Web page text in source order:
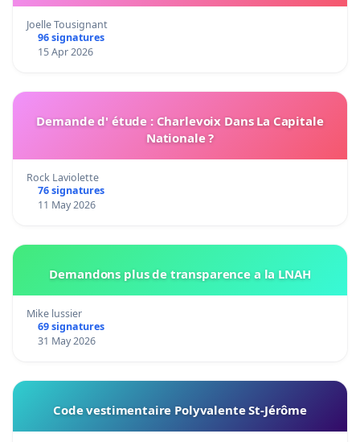
Joelle Tousignant
96 signatures
15 Apr 2026
Demande d' étude : Charlevoix Dans La Capitale
Nationale ?
Rock Laviolette
76 signatures
11 May 2026
Demandons plus de transparence a la LNAH
Mike lussier
69 signatures
31 May 2026
Code vestimentaire Polyvalente St-Jérôme